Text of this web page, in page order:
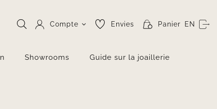
Compte Envies Panier EN
Showrooms Guide sur la joaillerie